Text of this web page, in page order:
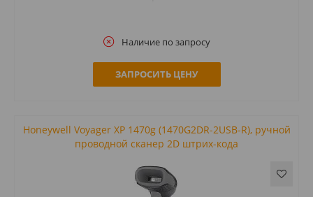
Наличие по запросу
ЗАПРОСИТЬ ЦЕНУ
Honeywell Voyager XP 1470g (1470G2DR-2USB-R), ручной
проводной сканер 2D штрих-кода